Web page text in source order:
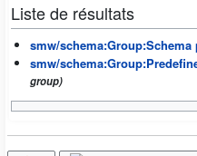
Liste de résultats
smw/schema:Group:Schema
smw/
group)